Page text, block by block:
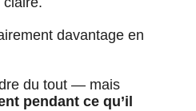
davantage en
du tout — mais
pendant ce qu’il